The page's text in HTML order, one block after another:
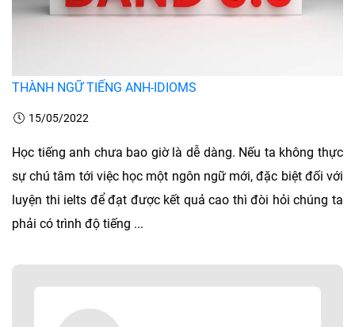
THÀNH NGỮ TIẾNG ANH-IDIOMS
15/05/2022
Học tiếng anh chưa bao giờ là dễ dàng. Nếu ta không thực
sự chú tâm tới việc học một ngôn ngữ mới, đặc biệt đối với
luyện thi ielts để đạt được kết quả cao thì đòi hỏi chúng ta
phải có trình độ tiếng ...